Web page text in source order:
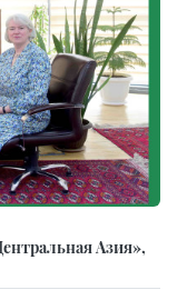
Азия»,